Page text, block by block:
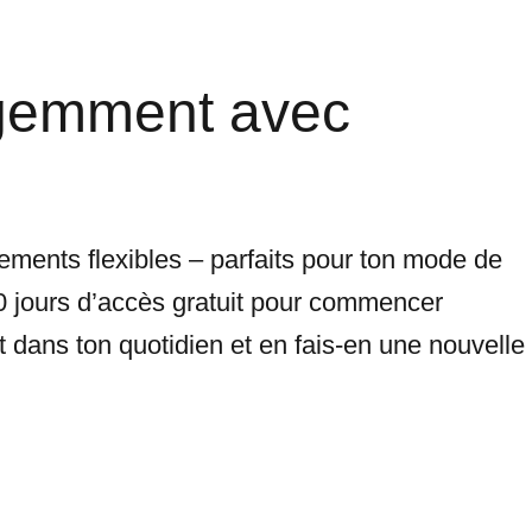
avec
flexibles – parfaits pour ton mode de
jours d’accès gratuit pour commencer
ton quotidien et en fais-en une nouvelle